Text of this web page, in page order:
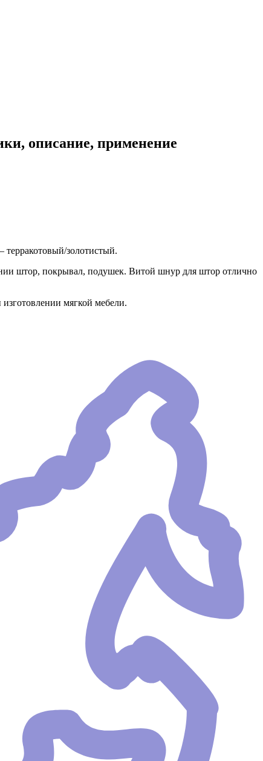
описание, применение
золотистый.
штор, покрывал, подушек. Витой шнур для штор отлично
мягкой мебели.